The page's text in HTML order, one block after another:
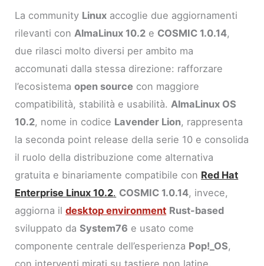
La community Linux accoglie due aggiornamenti
rilevanti conAlmaLinux 10.2 e COSMIC 1.0.14,
due rilasci molto diversi per ambito ma
accomunati dalla stessa direzione: rafforzare
l’ecosistemaopen source con maggiore
compatibilità, stabilità e usabilità.AlmaLinux OS
10.2, nome in codice Lavender Lion, rappresenta
la seconda point release della serie 10 e consolida
il ruolo della distribuzione come alternativa
gratuita e binariamente compatibile con Red Hat
Enterprise Linux 10.2. COSMIC 1.0.14, invece,
aggiorna ildesktop environment Rust-based
sviluppato daSystem76 e usato come
componente centrale dell’esperienza Pop!_OS,